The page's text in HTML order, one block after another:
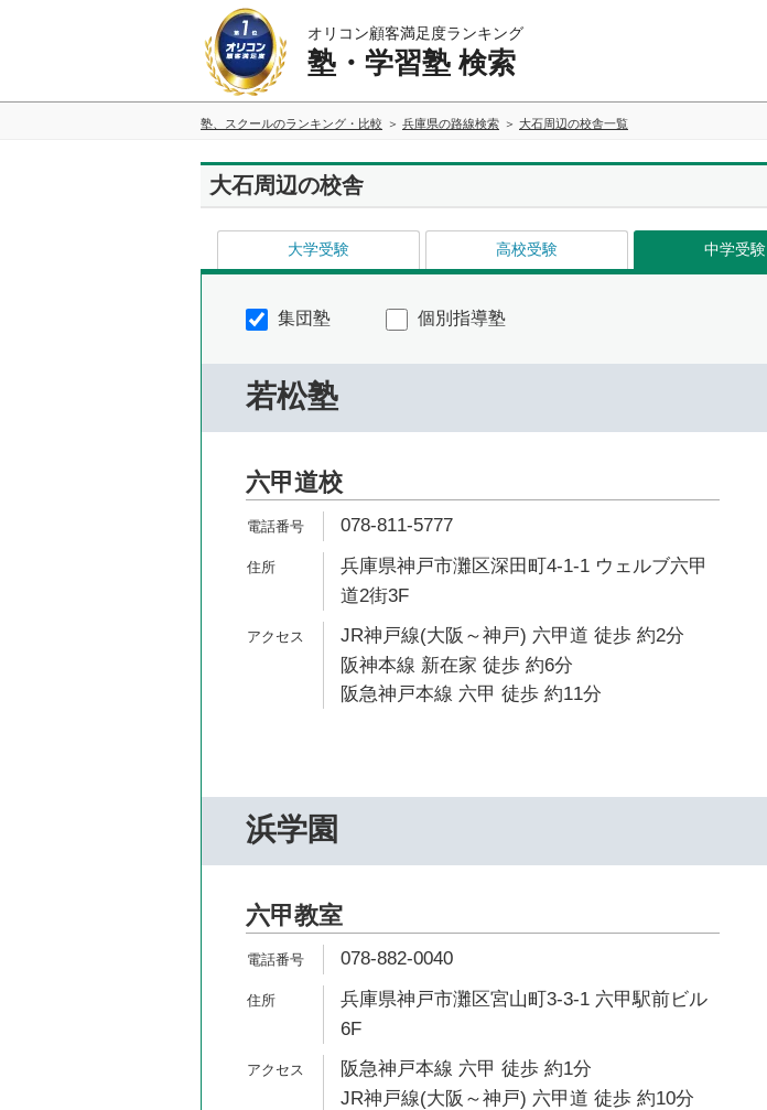
オリコン顧客満足度ランキング
塾・学習塾 検索
塾、スクールのランキング・比較 兵庫県の路線検索 大石周辺の校舎一覧
大石周辺の校舎
大学受験 高校受験 中学受験
集団塾 個別指導塾
若松塾
六甲道校
078-811-5777
兵庫県神戸市灘区深田町4-1-1 ウェルブ六甲
道2街3F
JR神戸線(大阪～神戸) 六甲道 徒歩 約2分
阪神本線 新在家 徒歩 約6分
阪急神戸本線 六甲 徒歩 約11分
浜学園
六甲教室
078-882-0040
兵庫県神戸市灘区宮山町3-3-1 六甲駅前ビル
6F
阪急神戸本線 六甲 徒歩 約1分
JR神戸線(大阪～神戸) 六甲道 徒歩 約10分